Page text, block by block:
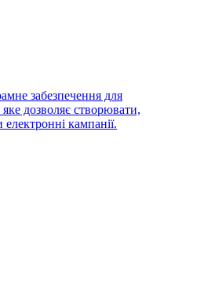
забезпечення для
дозволяє створювати,
кампанії.